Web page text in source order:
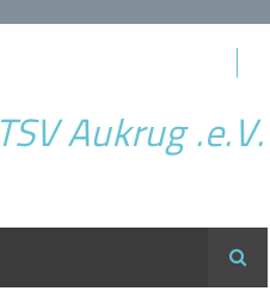
TSV Aukrug .e.V.
Suche